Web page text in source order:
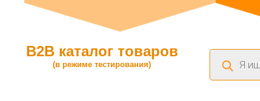
B2B каталог товаров
(в режиме тестирования)
Поиск